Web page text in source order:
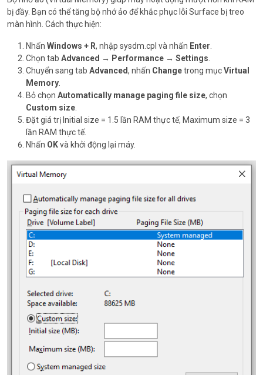
bị đầy. Bạn có thể tăng bộ nhớ ảo để khắc phục lỗi Surface bị treo
màn hình. Cách thực hiện:
Nhấn Windows + R, nhập sysdm.cpl và nhấn Enter.
Chọn tab Advanced → Performance → Settings.
Chuyển sang tab Advanced, nhấn Changetrong mụcVirtual
Memory.
Bỏ chọn Automatically manage paging file size, chọn
Custom size.
Đặt giá trị Initial size = 1.5 lần RAM thực tế, Maximum size = 3
lần RAM thực tế.
Nhấn OKvà khởi động lại máy.